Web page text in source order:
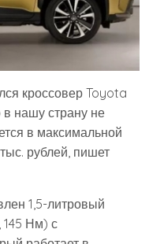
кроссовер Toyota
нашу страну не
в максимальной
рублей, пишет
1,5-литровый
145 Нм) с